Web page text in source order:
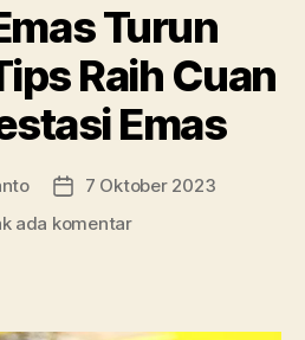
Turun
Raih Cuan
Emas
Tanggal
artikel
7 Oktober 2023
ada komentarpada
Terus,